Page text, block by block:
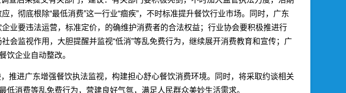
彻底根除“最低消费”这一行业“痼疾”，不时标准提升餐饮行业市场。同时，广东
业要违法运营，标准定价，的确维护消费者的合法权益；行业协会要积极推进行
监视作用，大胆提醒并监视“低消”等乱免费行为，继续展开消费教育和宣传；广
饮企业自动整改。
推进广东增强餐饮执法监视，构建担心舒心餐饮消费环境。同时，将采取约谈相关
消费等乱免费行为，营建良好气氛，满足人民群众美妙生活需求。